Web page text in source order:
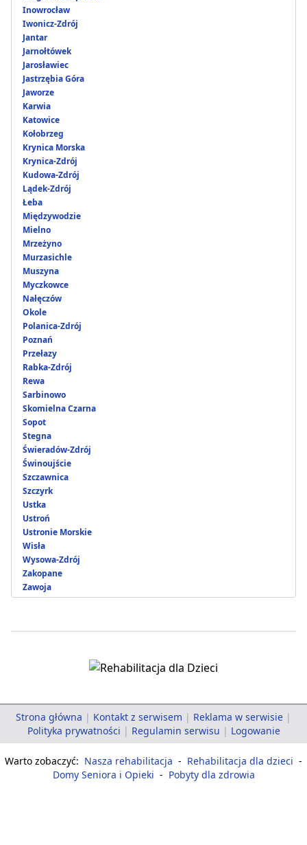
Inowrocław
Iwonicz-Zdrój
Jantar
Jarnołtówek
Jarosławiec
Jastrzębia Góra
Jaworze
Karwia
Katowice
Kołobrzeg
Krynica Morska
Krynica-Zdrój
Kudowa-Zdrój
Lądek-Zdrój
Łeba
Międzywodzie
Mielno
Mrzeżyno
Murzasichle
Muszyna
Myczkowce
Nałęczów
Okole
Polanica-Zdrój
Poznań
Przełazy
Rabka-Zdrój
Rewa
Sarbinowo
Skomielna Czarna
Sopot
Stegna
Świeradów-Zdrój
Świnoujście
Szczawnica
Szczyrk
Ustka
Ustroń
Ustronie Morskie
Wisła
Wysowa-Zdrój
Zakopane
Zawoja
Strona główna | Kontakt z serwisem | Reklama w serwisie |
Polityka prywatności | Regulamin serwisu | Logowanie
Warto zobaczyć: Nasza rehabilitacja - Rehabilitacja dla dzieci -
Domy Seniora i Opieki - Pobyty dla zdrowia